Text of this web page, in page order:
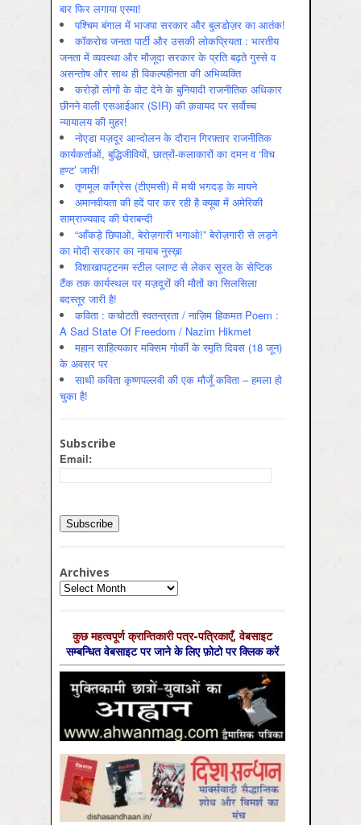
बार फिर लगाया एस्मा!
पश्चिम बंगाल में भाजपा सरकार और बुलडोज़र का आतंक!
कॉकरोच जनता पार्टी और उसकी लोकप्रियता : भारतीय
जनता में व्‍यवस्‍था और मौजूदा सरकार के प्रति बढ़ते गुस्‍से व
असन्‍तोष और साथ ही विकल्‍पहीनता की अभिव्‍यक्ति
करोड़ों लोगों के वोट देने के बुनियादी राजनीतिक अधिकार
छीनने वाली एसआईआर (SIR) की क़वायद पर सर्वोच्च
न्यायालय की मुहर!
नोएडा मज़दूर आन्दोलन के दौरान गिरफ़्तार राजनीतिक
कार्यकर्ताओं, बुद्धिजीवियों, छात्रों-कलाकारों का दमन व ‘विच
हण्ट’ जारी!
तृणमूल काँग्रेस (टीएमसी) में मची भगदड़ के मायने
अमानवीयता की हदें पार कर रही है क्यूबा में अमेरिकी
साम्राज्यवाद की घेराबन्दी
“आँकड़े छिपाओ, बेरोज़गारी भगाओ!” बेरोज़गारी से लड़ने
का मोदी सरकार का नायाब नुस्ख़ा
विशाखापट्टनम स्टील प्लाण्ट से लेकर सूरत के सेप्टिक
टैंक तक कार्यस्थल पर मज़दूरों की मौतों का सिलसिला
बदस्तूर जारी है!
कविता : कचोटती स्वतन्त्रता / नाज़िम हिकमत Poem :
A Sad State Of Freedom / Nazim Hikmet
महान साहित्यकार मक्सिम गोर्की के स्मृति दिवस (18 जून)
के अवसर पर
साथी कविता कृष्णपल्लवी की एक मौजूँ कविता – हमला हो
चुका है!
Subscribe
Email:
Archives
Archives
कुछ महत्‍वपूर्ण क्रान्तिकारी पत्र-पत्रिकाएँ, वेबसाइट
सम्‍बन्धित वेबसाइट पर जाने के लिए फ़ोटो पर क्लिक करें